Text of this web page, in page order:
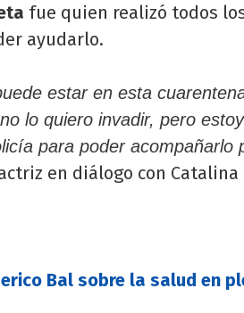
fue quien realizó todos
ayudarlo.
estar en esta
lo quiero invadir, pero
para poder acompañarlo
en diálogo con Catalina
Bal sobre la salud en